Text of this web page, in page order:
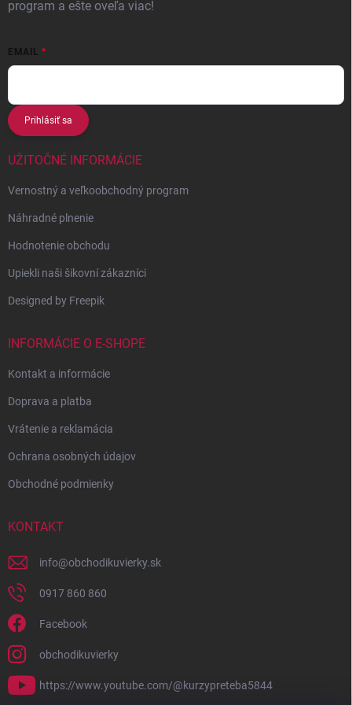
program a ešte oveľa viac!
EMAIL
Prihlásiť sa
UŽITOČNÉ INFORMÁCIE
Vernostný a veľkoobchodný program
Náhradné plnenie
Hodnotenie obchodu
Upiekli naši šikovní zákazníci
Designed by Freepik
INFORMÁCIE O E-SHOPE
Kontakt a informácie
Doprava a platba
Vrátenie a reklamácia
Ochrana osobných údajov
Obchodné podmienky
KONTAKT
info@obchodikuvierky.sk
0917 860 860
Facebook
obchodikuvierky
https://www.youtube.com/@kurzypreteba5844